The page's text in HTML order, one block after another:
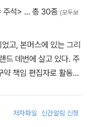
현대 기독교 선교』 및
집필했으며, 지금까
지대한 영향을 끼치고
주석> … 총 30종 (모두보
고, 본머스에 있는 그리
드 데번에 살고 있다. 주
책임 편집자로 활동하
저자파일 신간알림 신청